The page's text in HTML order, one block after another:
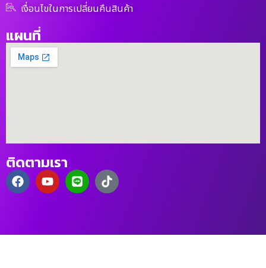
เงื่อนไขในการเปลี่ยนคืนสินค้า
แผนที่
ติดตามเรา